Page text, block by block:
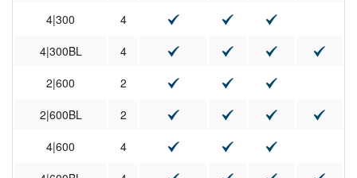
4|300
4
4|300BL
4
2|600
2
2|600BL
2
4|600
4